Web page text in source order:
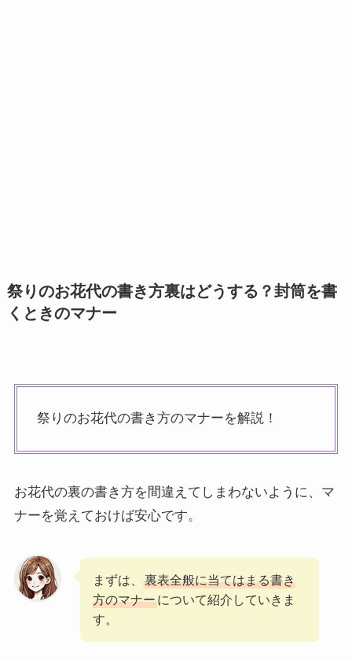
祭りのお花代の書き方裏はどうする？封筒を書
くときのマナー
祭りのお花代の書き方のマナーを解説！
お花代の裏の書き方を間違えてしまわないように、マ
ナーを覚えておけば安心です。
まずは、裏表全般に当てはまる書き
方のマナーについて紹介していきま
す。